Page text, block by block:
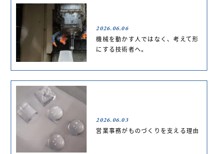
2026.06.06
機械を動かす人ではなく、考えて形
にする技術者へ。
2026.06.03
営業事務がものづくりを支える理由